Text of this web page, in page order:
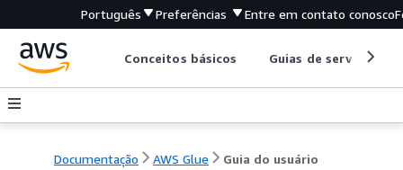
Português Preferências Entre em contato conosco
Conceitos básicos Guias de serviço
Documentação AWS Glue Guia do usuário